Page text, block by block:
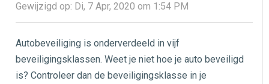
Gewijzigd op: Di, 7 Apr, 2020 om 1:54 PM
Autobeveiliging is onderverdeeld in vijf
beveiligingsklassen. Weet je niet hoe je auto beveiligd
is? Controleer dan de beveiligingsklasse in je